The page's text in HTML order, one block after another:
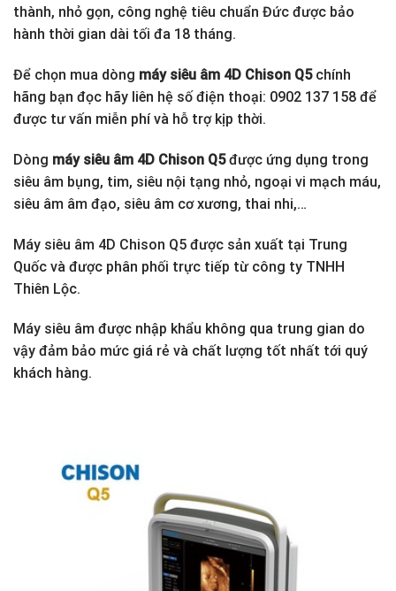
thành, nhỏ gọn, công nghệ tiêu chuẩn Đức được bảo
hành thời gian dài tối đa 18 tháng.
Để chọn mua dòng máy siêu âm 4D Chison Q5chính
hãng bạn đọc hãy liên hệ số điện thoại: 0902 137 158 để
được tư vấn miễn phí và hỗ trợ kịp thời.
Dòng máy siêu âm 4D Chison Q5được ứng dụng trong
siêu âm bụng, tim, siêu nội tạng nhỏ, ngoại vi mạch máu,
siêu âm âm đạo, siêu âm cơ xương, thai nhi,…
Máy siêu âm 4D Chison Q5 được sản xuất tại Trung
Quốc và được phân phối trực tiếp từ công ty TNHH
Thiên Lộc.
Máy siêu âm được nhập khẩu không qua trung gian do
vậy đảm bảo mức giá rẻ và chất lượng tốt nhất tới quý
khách hàng.